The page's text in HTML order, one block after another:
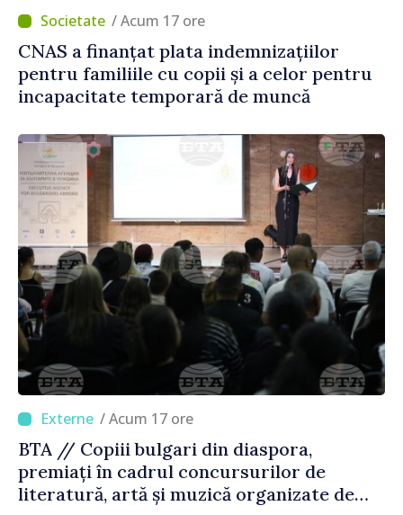
/ Acum 17 ore
CNAS a finanțat plata indemnizațiilor
pentru familiile cu copii și a celor pentru
incapacitate temporară de muncă
/ Acum 17 ore
BTA // Copiii bulgari din diaspora,
premiați în cadrul concursurilor de
literatură, artă și muzică organizate de